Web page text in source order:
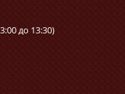
до 13:30)